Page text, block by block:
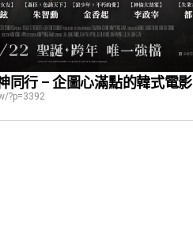
同行 – 企圖心滿點的韓式電影
?p=3392